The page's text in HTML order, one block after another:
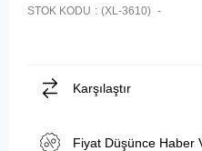
STOK KODU (XL-3610)
Karşılaştır
Fiyat Düşünce Haber